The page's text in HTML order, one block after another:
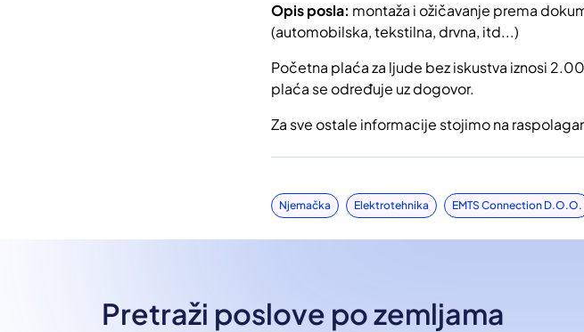
Opis posla: montaža i ožičavanje prema
(automobilska, tekstilna, drvna, itd...)
Početna plaća za ljude bez iskustva iznosi
plaća se određuje uz dogovor.
Za sve ostale informacije stojimo na
Njemačka Elektrotehnika EMTS Connection D.o.o.
Pretraži poslove po zemljama